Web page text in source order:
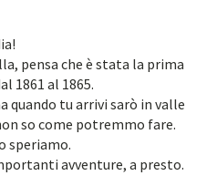
pensa che è stata la prima
1861 al 1865.
quando tu arrivi sarò in valle
so come potremmo fare.
speriamo.
avventure, a presto.